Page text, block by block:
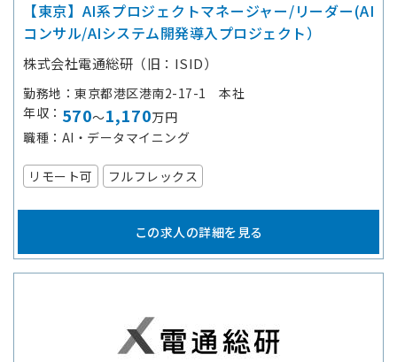
【東京】AI系プロジェクトマネージャー/リーダー(AI
コンサル/AIシステム開発導入プロジェクト）
株式会社電通総研（旧：ISID）
勤務地
東京都港区港南2-17-1 本社
年収
570～1,170万円
職種
AI・データマイニング
リモート可 フルフレックス
この求人の詳細を見る